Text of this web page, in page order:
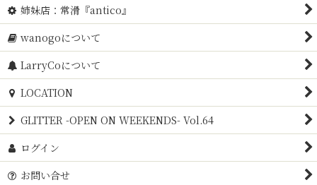
姉妹店：常滑『antico』
wanogoについて
LarryCoについて
LOCATION
GLITTER -OPEN ON WEEKENDS- Vol.64
ログイン
お問い合せ